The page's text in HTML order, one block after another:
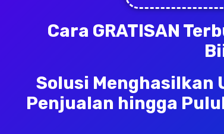
Cara GRATISAN
Solusi Menghasilkan
Penjualan hingga